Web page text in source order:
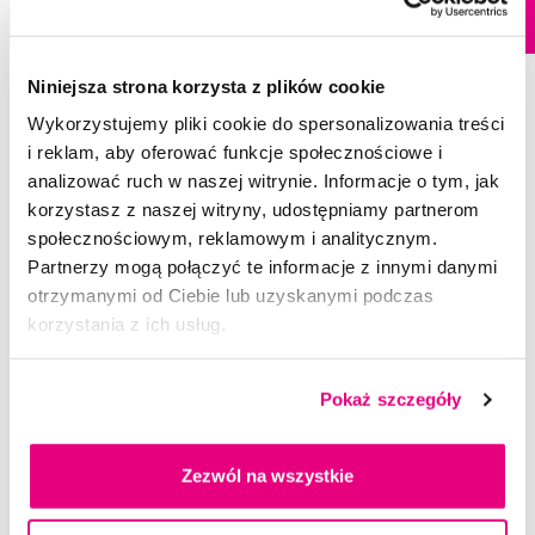
Niniejsza strona korzysta z plików cookie
Wykorzystujemy pliki cookie do spersonalizowania treści
i reklam, aby oferować funkcje społecznościowe i
analizować ruch w naszej witrynie. Informacje o tym, jak
korzystasz z naszej witryny, udostępniamy partnerom
społecznościowym, reklamowym i analitycznym.
Partnerzy mogą połączyć te informacje z innymi danymi
otrzymanymi od Ciebie lub uzyskanymi podczas
korzystania z ich usług.
Pokaż szczegóły
Zezwól na wszystkie
Wybrane pytania i artykuły